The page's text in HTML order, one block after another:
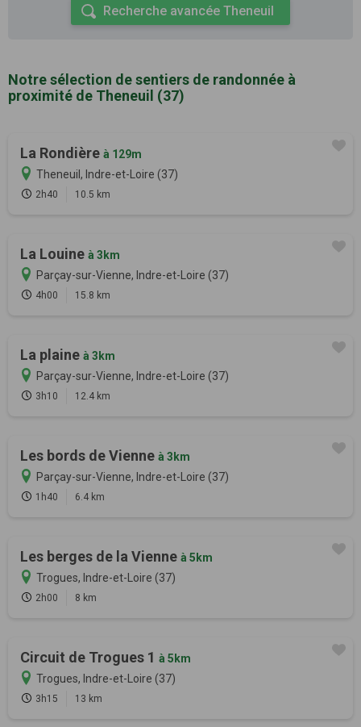
Recherche avancée Theneuil
Notre sélection de sentiers de randonnée à
proximité de Theneuil (37)
La Rondière à 129m
Theneuil, Indre-et-Loire (37)
2h40 10.5 km
La Louine à 3km
Parçay-sur-Vienne, Indre-et-Loire (37)
4h00 15.8 km
La plaine à 3km
Parçay-sur-Vienne, Indre-et-Loire (37)
3h10 12.4 km
Les bords de Vienne à 3km
Parçay-sur-Vienne, Indre-et-Loire (37)
1h40 6.4 km
Les berges de la Vienne à 5km
Trogues, Indre-et-Loire (37)
2h00 8 km
Circuit de Trogues 1 à 5km
Trogues, Indre-et-Loire (37)
3h15 13 km